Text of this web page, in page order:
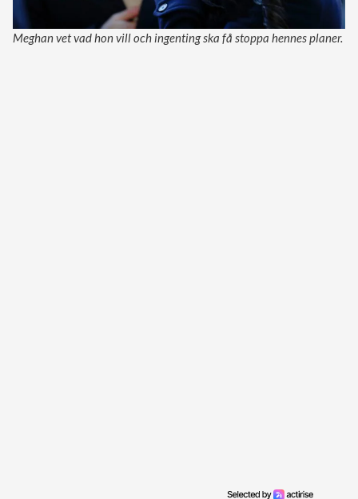
Meghan vet vad hon vill och ingenting ska få stoppa hennes planer.